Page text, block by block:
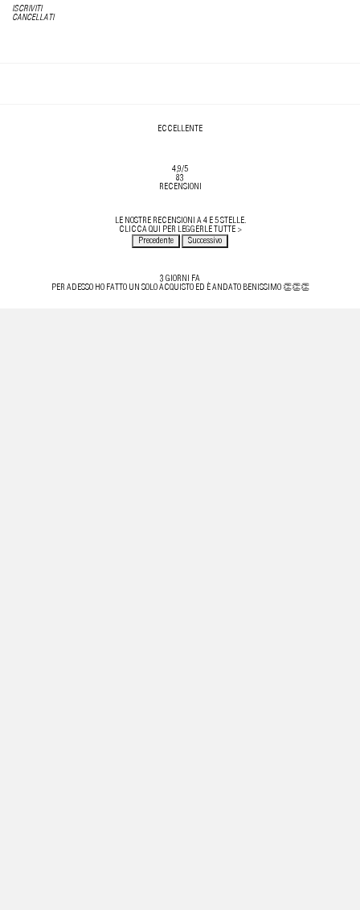
ISCRIVITI
CANCELLATI
ECCELLENTE
4,9/5
83
RECENSIONI
LE NOSTRE RECENSIONI A 4 E 5 STELLE.
CLICCA QUI PER LEGGERLE TUTTE >
Precedente
Successivo
3 GIORNI FA
PER ADESSO HO FATTO UN SOLO ACQUISTO ED È ANDATO BENISSIMO 👏👏👏